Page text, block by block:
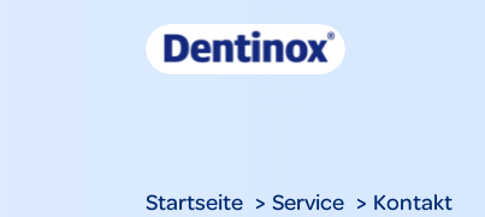
Startseite Service Kontakt